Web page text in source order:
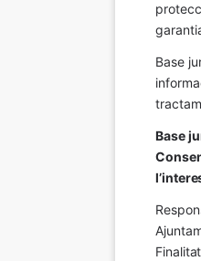
Base
Base